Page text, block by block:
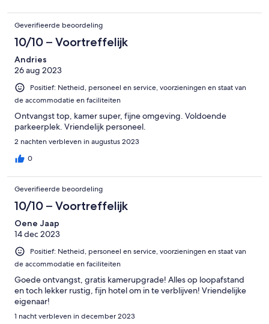
Geverifieerde beoordeling
10/10 – Voortreffelijk
Andries
26 aug 2023
Positief: Netheid, personeel en service, voorzieningen en staat van
de accommodatie en faciliteiten
Ontvangst top, kamer super, fijne omgeving. Voldoende
parkeerplek. Vriendelijk personeel.
2 nachten verbleven in augustus 2023
0
Geverifieerde beoordeling
10/10 – Voortreffelijk
Oene Jaap
14 dec 2023
Positief: Netheid, personeel en service, voorzieningen en staat van
de accommodatie en faciliteiten
Goede ontvangst, gratis kamerupgrade! Alles op loopafstand
en toch lekker rustig, fijn hotel om in te verblijven! Vriendelijke
eigenaar!
1 nacht verbleven in december 2023